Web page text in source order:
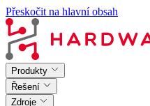
Přeskočit na hlavní obsah
Produkty
Řešení
Zdroje